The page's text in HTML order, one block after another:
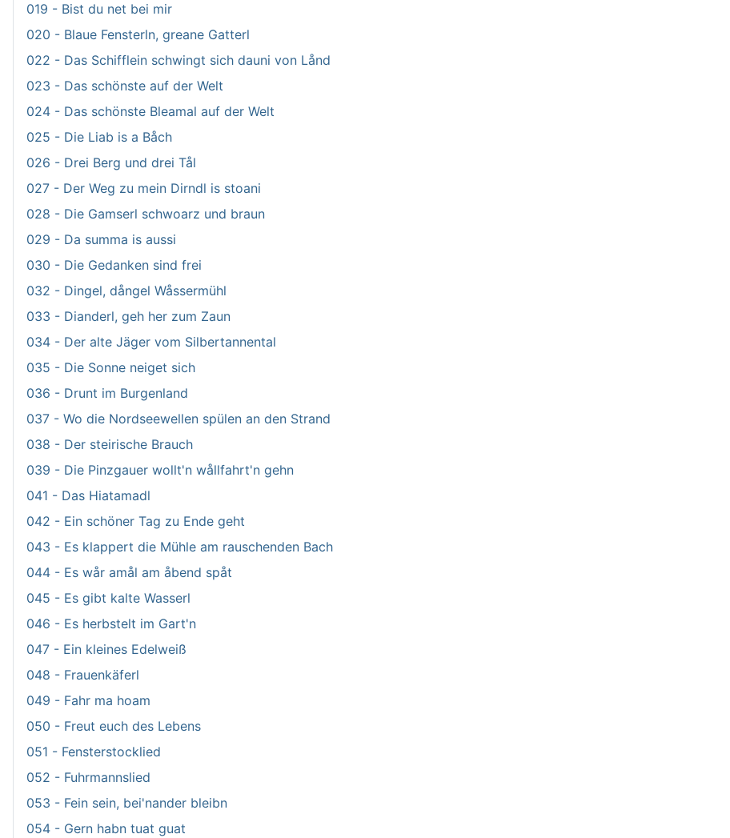
019 - Bist du net bei mir
020 - Blaue Fensterln, greane Gatterl
022 - Das Schifflein schwingt sich dauni von Lånd
023 - Das schönste auf der Welt
024 - Das schönste Bleamal auf der Welt
025 - Die Liab is a Båch
026 - Drei Berg und drei Tål
027 - Der Weg zu mein Dirndl is stoani
028 - Die Gamserl schwoarz und braun
029 - Da summa is aussi
030 - Die Gedanken sind frei
032 - Dingel, dångel Wåssermühl
033 - Dianderl, geh her zum Zaun
034 - Der alte Jäger vom Silbertannental
035 - Die Sonne neiget sich
036 - Drunt im Burgenland
037 - Wo die Nordseewellen spülen an den Strand
038 - Der steirische Brauch
039 - Die Pinzgauer wollt'n wållfahrt'n gehn
041 - Das Hiatamadl
042 - Ein schöner Tag zu Ende geht
043 - Es klappert die Mühle am rauschenden Bach
044 - Es wår amål am åbend spåt
045 - Es gibt kalte Wasserl
046 - Es herbstelt im Gart'n
047 - Ein kleines Edelweiß
048 - Frauenkäferl
049 - Fahr ma hoam
050 - Freut euch des Lebens
051 - Fensterstocklied
052 - Fuhrmannslied
053 - Fein sein, bei'nander bleibn
054 - Gern habn tuat guat